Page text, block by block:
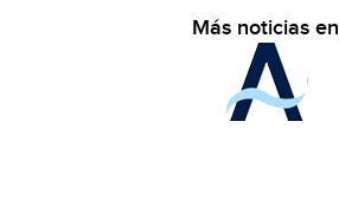
Más noticias en